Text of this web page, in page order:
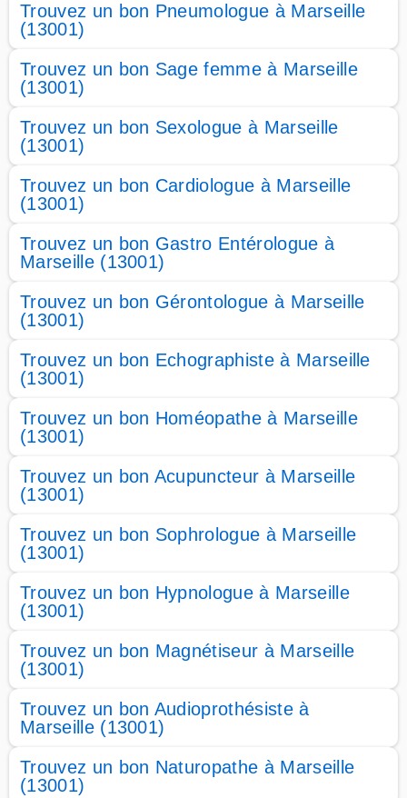
Trouvez un bon Pneumologue à Marseille
(13001)
Trouvez un bon Sage femme à Marseille
(13001)
Trouvez un bon Sexologue à Marseille
(13001)
Trouvez un bon Cardiologue à Marseille
(13001)
Trouvez un bon Gastro Entérologue à
Marseille (13001)
Trouvez un bon Gérontologue à Marseille
(13001)
Trouvez un bon Echographiste à Marseille
(13001)
Trouvez un bon Homéopathe à Marseille
(13001)
Trouvez un bon Acupuncteur à Marseille
(13001)
Trouvez un bon Sophrologue à Marseille
(13001)
Trouvez un bon Hypnologue à Marseille
(13001)
Trouvez un bon Magnétiseur à Marseille
(13001)
Trouvez un bon Audioprothésiste à
Marseille (13001)
Trouvez un bon Naturopathe à Marseille
(13001)